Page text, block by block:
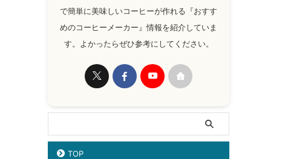
で簡単に美味しいコーヒーが作れる『おすす
めのコーヒーメーカー』情報を紹介していま
す。よかったらぜひ参考にしてください。
TOP